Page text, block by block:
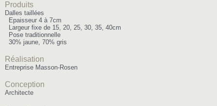
Produits
Dalles taillées
Epaisseur 4 à 7cm
Largeur fixe de 15, 20, 25, 30, 35, 40cm
Pose traditionnelle
30% jaune, 70% gris
Réalisation
Entreprise Masson-Rosen
Conception
Architecte